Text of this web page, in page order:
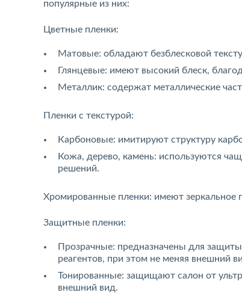
популярные из них:
Цветные пленки:
Матовые: обладают безблесковой
Глянцевые: имеют высокий блеск,
Металлик: содержат металлические
Пленки с текстурой:
Карбоновые: имитируют структуру
Кожа, дерево, камень: используются
решений.
Хромированные пленки: имеют зеркальное
Защитные пленки:
Прозрачные: предназначены для
реагентов, при этом не меняя внешний
Тонированные: защищают салон от
внешний вид.